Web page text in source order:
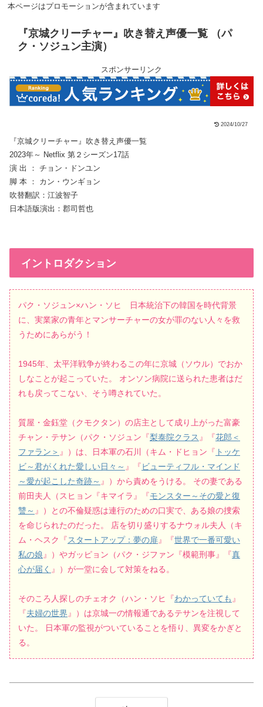
本ページはプロモーションが含まれています
『京城クリーチャー』吹き替え声優一覧 （パ
ク・ソジュン主演）
スポンサーリンク
2024/10/27
『京城クリーチャー』吹き替え声優一覧
2023年～ Netflix 第２シーズン17話
演 出 ： チョン・ドンユン
脚 本 ： カン・ウンギョン
吹替翻訳：江波智子
日本語版演出：郡司哲也
イントロダクション
パク・ソジュン×ハン・ソヒ 日本統治下の韓国を時代背景
に、実業家の青年とマンサーチャーの女が罪のない人々を救
うためにあらがう！
1945年、太平洋戦争が終わるこの年に京城（ソウル）でおか
しなことが起こっていた。 オンソン病院に送られた患者はだ
れも戻ってこない、そう噂されていた。
質屋・金鈺堂（クモクタン）の店主として成り上がった富豪
チャン・テサン（パク・ソジュン『梨泰院クラス 』『花郎＜
ファラン＞ 』）は、日本軍の石川（キム・ドヒョン『 トッケ
ビ～君がくれた愛しい日々～ 』『ビューティフル・マインド
～愛が起こした奇跡～ 』）から責めをうける。 その妻である
前田夫人（スヒョン『キマイラ』『モンスター～その愛と復
讐～ 』）との不倫疑惑は連行のための口実で、ある娘の捜索
を命じられたのだった。 店を切り盛りするナウォル夫人（キ
ム・ヘスク『スタートアップ：夢の扉』『世界で一番可愛い
私の娘 』）やガッピョン（パク・ジファン『模範刑事』『真
心が届く 』）が一堂に会して対策をねる。
そのころ人探しのチェオク（ハン・ソヒ『わかっていても 』
『夫婦の世界 』）は京城一の情報通であるテサンを注視して
いた。 日本軍の監視がついていることを悟り、異変をかぎと
る。